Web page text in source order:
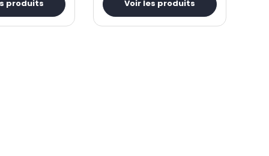
produits Voir les produits